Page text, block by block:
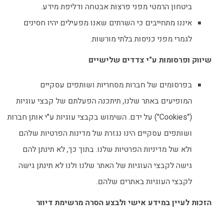
ביטחון הרמטי מפני פרצות אבטחה ודליפת מידע.
איננו מתחייבים כי השרתים שאנו מפעילים יהיו חסינים
לגמרי מפני כניסות בלתי מורשות.
שיווק ופרסומות ע"י צדדים שלישיים
בפרסומים של חברות מסחריות ושותפים עסקיים
המופיעים באתר שלנו, תיתכנה הפעלתם של קבצי עוגיות
("Cookies") על ידם. השימוש בקבצי עוגיות ע"י אותן חברות
ושותפים עסקיים הינו נגזרת של מדינות הפרטיות שלהם
ולא של מדיניות הפרטיות שלנו. בתוך כך, לא תינתן להם
גישה לקבצי העוגיות של האתר שלנו ולנו לא תינתן גישה
לקבצי העוגיות באתרים שלהם.
הזכות לעיין במידע אישי ולבצע הסרה מרשימת דיוור